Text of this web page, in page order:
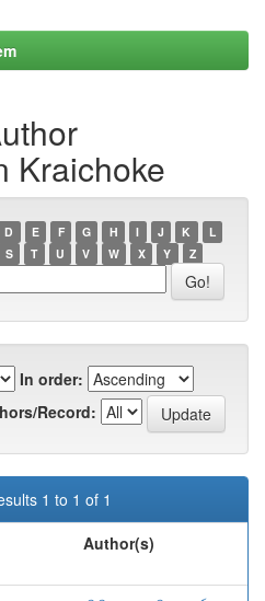
Kraichoke
D E F G H I J K
L
S T U V W X Y Z
In order:
Record:
1 to 1 of 1
Author(s)